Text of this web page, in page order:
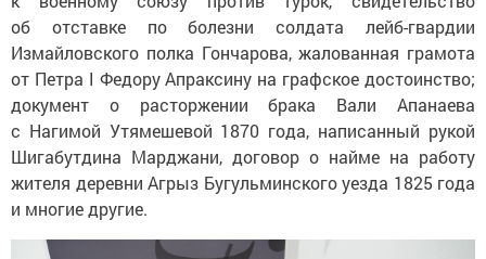
об отставке по болезни солдата лейб-гвардии
Измайловского полка Гончарова, жалованная грамота
от Петра I Федору Апраксину на графское достоинство;
документ о расторжении брака Вали Апанаева
с Нагимой Утямешевой 1870 года, написанный рукой
Шигабутдина Марджани, договор о найме на работу
жителя деревни Агрыз Бугульминского уезда 1825 года
и многие другие.